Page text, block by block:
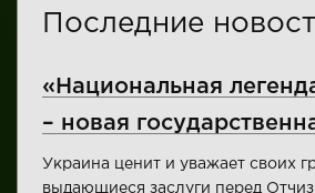
Последние
«Национальная
– новая
Украина ценит и уважает своих
выдающиеся заслуги перед